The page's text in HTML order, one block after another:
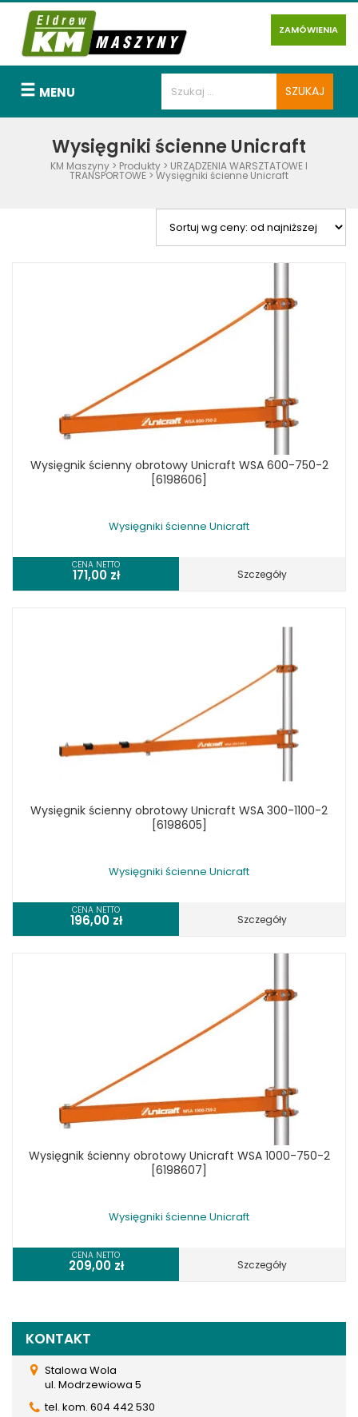
ZAMÓWIENIA
MENU
Wysięgniki ścienne Unicraft
KM Maszyny > Produkty > URZĄDZENIA WARSZTATOWE I
TRANSPORTOWE > Wysięgniki ścienne Unicraft
Wysięgnik ścienny obrotowy Unicraft WSA 600-750-2
[6198606]
Wysięgniki ścienne Unicraft
CENA NETTO
171,00 zł Szczegóły
Wysięgnik ścienny obrotowy Unicraft WSA 300-1100-2
[6198605]
Wysięgniki ścienne Unicraft
CENA NETTO
196,00 zł Szczegóły
Wysięgnik ścienny obrotowy Unicraft WSA 1000-750-2
[6198607]
Wysięgniki ścienne Unicraft
CENA NETTO
209,00 zł Szczegóły
KONTAKT
Stalowa Wola
ul. Modrzewiowa 5
tel. kom. 604 442 530